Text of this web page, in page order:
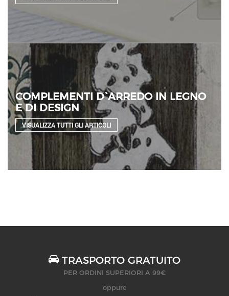
COMPLEMENTI D`ARREDO IN LEGNO
E DI DESIGN
VISUALIZZA TUTTI GLI ARTICOLI
TRASPORTO GRATUITO
PER ORDINI SUPERIORI A 99€
oppure